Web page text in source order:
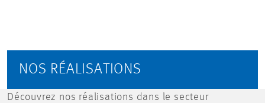
NOS RÉALISATIONS
Découvrez nos réalisations dans le secteur